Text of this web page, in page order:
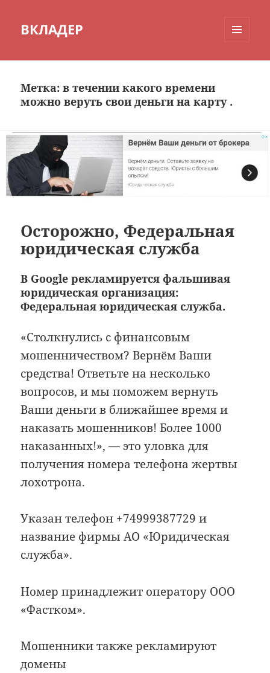
ВКЛАДЕР
Метка:в течении какого времени
можно веруть свои деньги на карту .
Осторожно, Федеральная
юридическая служба
В Google рекламируется фальшивая
юридическая организация:
Федеральная юридическая служба.
«Столкнулись с финансовым
мошенничеством? Вернём Ваши
средства! Ответьте на несколько
вопросов, и мы поможем вернуть
Ваши деньги в ближайшее время и
наказать мошенников! Более 1000
наказанных!», — это уловка для
получения номера телефона жертвы
лохотрона.
Указан телефон +74999387729 и
название фирмы АО «Юридическая
служба».
Номер принадлежит оператору ООО
«Фастком».
Мошенники также рекламируют
домены